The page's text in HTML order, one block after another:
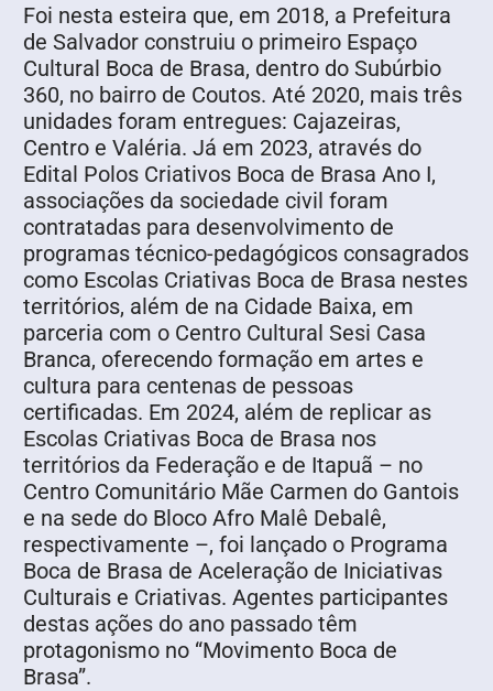
Foi nesta esteira que, em 2018, a Prefeitura
de Salvador construiu o primeiro Espaço
Cultural Boca de Brasa, dentro do Subúrbio
360, no bairro de Coutos. Até 2020, mais três
unidades foram entregues: Cajazeiras,
Centro e Valéria. Já em 2023, através do
Edital Polos Criativos Boca de Brasa Ano I,
associações da sociedade civil foram
contratadas para desenvolvimento de
programas técnico-pedagógicos consagrados
como Escolas Criativas Boca de Brasa nestes
territórios, além de na Cidade Baixa, em
parceria com o Centro Cultural Sesi Casa
Branca, oferecendo formação em artes e
cultura para centenas de pessoas
certificadas. Em 2024, além de replicar as
Escolas Criativas Boca de Brasa nos
territórios da Federação e de Itapuã – no
Centro Comunitário Mãe Carmen do Gantois
e na sede do Bloco Afro Malê Debalê,
respectivamente –, foi lançado o Programa
Boca de Brasa de Aceleração de Iniciativas
Culturais e Criativas. Agentes participantes
destas ações do ano passado têm
protagonismo no “Movimento Boca de
Brasa”.